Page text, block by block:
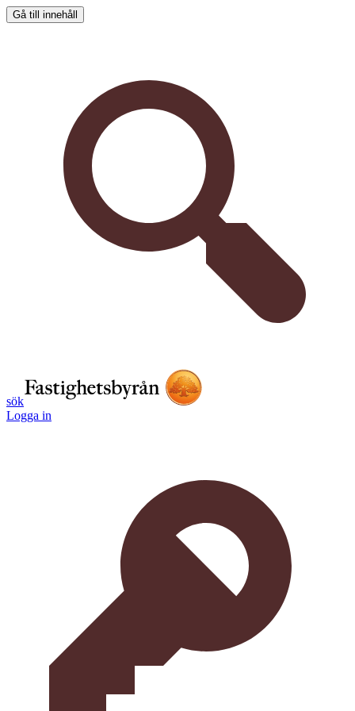
Gå till innehåll
sök
Logga in